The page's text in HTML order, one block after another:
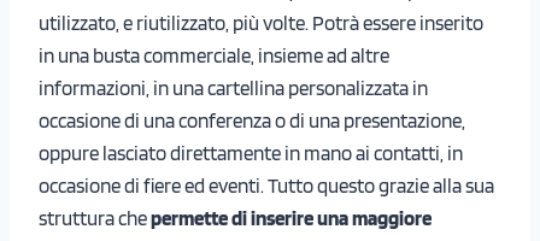
utilizzato, e riutilizzato, più volte. Potrà essere inserito
in una busta commerciale, insieme ad altre
informazioni, in una cartellina personalizzata in
occasione di una conferenza o di una presentazione,
oppure lasciato direttamente in mano ai contatti, in
occasione di fiere ed eventi. Tutto questo grazie alla sua
struttura chepermette di inserire una maggiore